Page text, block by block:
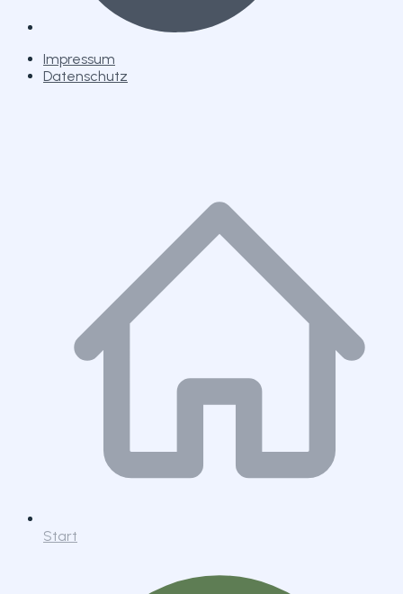
Impressum
Datenschutz
Start